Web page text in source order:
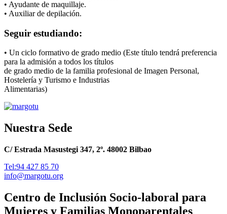
• Ayudante de maquillaje.
• Auxiliar de depilación.
Seguir estudiando:
• Un ciclo formativo de grado medio (Este título tendrá preferencia
para la admisión a todos los títulos
de grado medio de la familia profesional de Imagen Personal,
Hostelería y Turismo e Industrias
Alimentarias)
Nuestra Sede
C/ Estrada Masustegi 347, 2º. 48002 Bilbao
Tel:94 427 85 70
info@margotu.org
Centro de Inclusión Socio-laboral para
Mujeres y Familias Monoparentales